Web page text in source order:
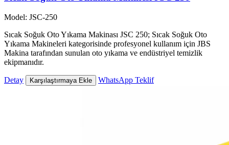
Model: JSC-250
Sıcak Soğuk Oto Yıkama Makinası JSC 250; Sıcak Soğuk Oto
Yıkama Makineleri kategorisinde profesyonel kullanım için JBS
Makina tarafından sunulan oto yıkama ve endüstriyel temizlik
ekipmanıdır.
Detay Karşılaştırmaya Ekle WhatsApp Teklif